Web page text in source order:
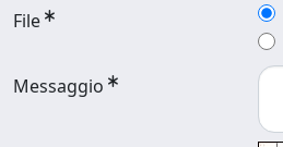
File
Messaggio